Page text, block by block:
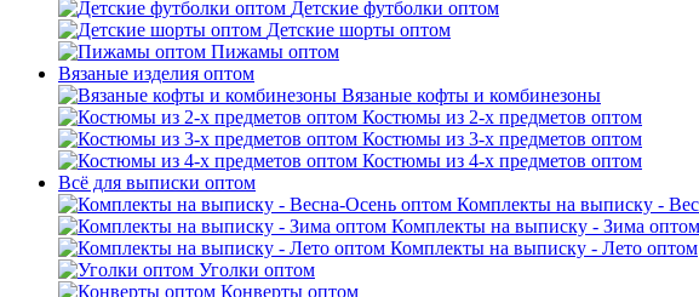
Детские футболки оптом
Детские шорты оптом
Пижамы оптом
Вязаные изделия оптом
Вязаные кофты и комбинезоны
Костюмы из 2-х предметов оптом
Костюмы из 3-х предметов оптом
Костюмы из 4-х предметов оптом
Всё для выписки оптом
Комплекты на выписку -
Комплекты на выписку - Зима оптом
Комплекты на выписку - Лето оптом
Уголки оптом
Конверты оптом